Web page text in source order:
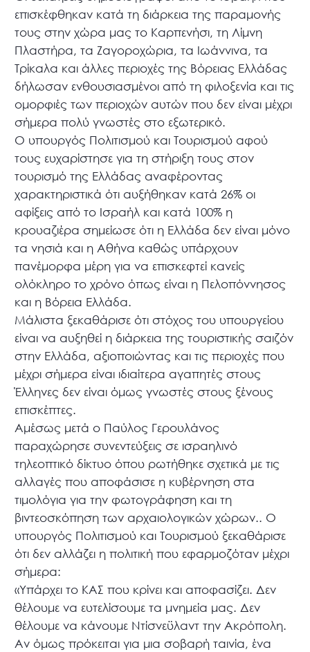
επισκέφθηκαν κατά τη διάρκεια της παραμονής
τους στην χώρα μας το Καρπενήσι, τη Λίμνη
Πλαστήρα, τα Ζαγοροχώρια, τα Ιωάννινα, τα
Τρίκαλα και άλλες περιοχές της Βόρειας Ελλάδας
δήλωσαν ενθουσιασμένοι από τη φιλοξενία και τις
ομορφιές των περιοχών αυτών που δεν είναι μέχρι
σήμερα πολύ γνωστές στο εξωτερικό.
Ο υπουργός Πολιτισμού και Τουρισμού αφού
τους ευχαρίστησε για τη στήριξη τους στον
τουρισμό της Ελλάδας αναφέροντας
χαρακτηριστικά ότι αυξήθηκαν κατά 26% οι
αφίξεις από το Ισραήλ και κατά 100% η
κρουαζιέρα σημείωσε ότι η Ελλάδα δεν είναι μόνο
τα νησιά και η Αθήνα καθώς υπάρχουν
πανέμορφα μέρη για να επισκεφτεί κανείς
ολόκληρο το χρόνο όπως είναι η Πελοπόννησος
και η Βόρεια Ελλάδα.
Μάλιστα ξεκαθάρισε ότι στόχος του υπουργείου
είναι να αυξηθεί η διάρκεια της τουριστικής σαιζόν
στην Ελλάδα, αξιοποιώντας και τις περιοχές που
μέχρι σήμερα είναι ιδιαίτερα αγαπητές στους
Έλληνες δεν είναι όμως γνωστές στους ξένους
επισκέπτες.
Αμέσως μετά ο Παύλος Γερουλάνος
παραχώρησε συνεντεύξεις σε ισραηλινό
τηλεοπτικό δίκτυο όπου ρωτήθηκε σχετικά με τις
αλλαγές που αποφάσισε η κυβέρνηση στα
τιμολόγια για την φωτογράφηση και τη
βιντεοσκόπηση των αρχαιολογικών χώρων.. Ο
υπουργός Πολιτισμού και Τουρισμού ξεκαθάρισε
ότι δεν αλλάζει η πολιτική που εφαρμοζόταν μέχρι
σήμερα:
«Υπάρχει το ΚΑΣ που κρίνει και αποφασίζει. Δεν
θέλουμε να ευτελίσουμε τα μνημεία μας. Δεν
θέλουμε να κάνουμε Ντίσνεϋλαντ την Ακρόπολη.
Αν όμως πρόκειται για μια σοβαρή ταινία, ένα